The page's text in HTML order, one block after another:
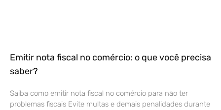
Emitir nota fiscal no comércio: o que você precisa
saber?
Saiba como emitir nota fiscal no comércio para não ter
problemas fiscais Evite multas e demais penalidades durante